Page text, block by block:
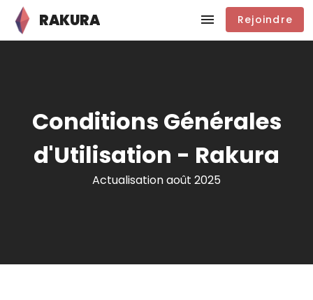
RAKURA Rejoindre
Conditions Générales
d'Utilisation - Rakura
Actualisation août 2025